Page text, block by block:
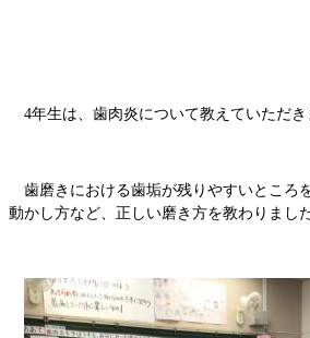
4年生は、歯肉炎について教えていただき
歯磨きにおける歯垢が残りやすいところ
動かし方など、正しい磨き方を教わりました